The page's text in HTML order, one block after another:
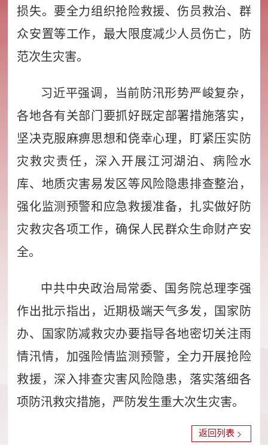
损失。要全力组织抢险救援、伤员救治、群
众安置等工作，最大限度减少人员伤亡，防
范次生灾害。
习近平强调，当前防汛形势严峻复杂，
各地各有关部门要抓好既定部署措施落实，
坚决克服麻痹思想和侥幸心理，盯紧压实防
灾救灾责任，深入开展江河湖泊、病险水
库、地质灾害易发区等风险隐患排查整治，
强化监测预警和应急救援准备，扎实做好防
灾救灾各项工作，确保人民群众生命财产安
全。
中共中央政治局常委、国务院总理李强
作出批示指出，近期极端天气多发，国家防
办、国家防减救灾办要指导各地密切关注雨
情汛情，加强险情监测预警，全力开展抢险
救援，深入排查灾害风险隐患，落实落细各
项防汛救灾措施，严防发生重大次生灾害。
返回列表